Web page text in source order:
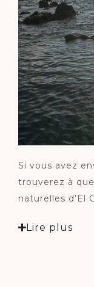
Si vous avez
trouverez à
naturelles d’El
Lire plus